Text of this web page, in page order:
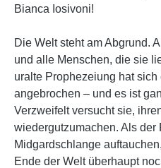
Bianca Iosivoni!
Die Welt steht am Abgrund.
und alle Menschen, die sie
uralte Prophezeiung hat
angebrochen – und es ist
Verzweifelt versucht sie,
wiedergutzumachen. Als der
Midgardschlange
Ende der Welt überhaupt